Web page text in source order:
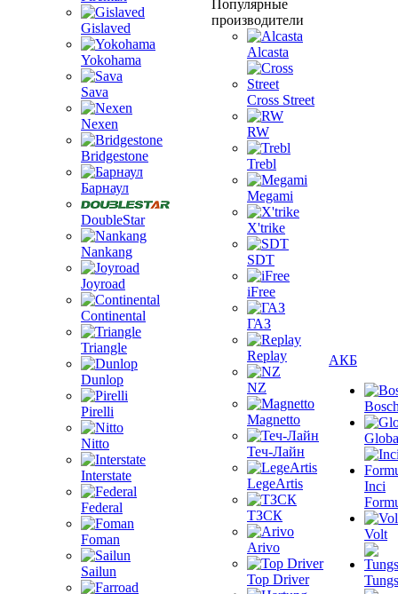
Gislaved
Yokohama
Sava
Nexen
Bridgestone
Барнаул
DoubleStar
Nankang
Joyroad
Continental
Triangle
Dunlop
Pirelli
Nitto
Interstate
Federal
Foman
Sailun
Популярные
производители
Alcasta
Cross Street
RW
Trebl
Megami
X'trike
SDT
iFree
ГАЗ
Replay
NZ
Magnetto
Теч-Лайн
LegeArtis
ТЗСК
Arivo
Top Driver
АКБ
Inci
Volt